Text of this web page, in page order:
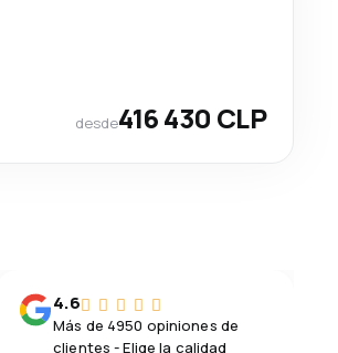
desde416 430 CLP
4.6
Más de 4950 opiniones de
clientes - Elige la calidad